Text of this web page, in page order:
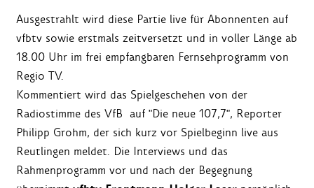
Ausgestrahlt wird diese Partie live für Abonnenten auf
vfbtv sowie erstmals zeitversetzt und in voller Länge ab
18.00 Uhr im frei empfangbaren Fernsehprogramm von
Regio TV.
Kommentiert wird das Spielgeschehen von der
Radiostimme des VfB auf "Die neue 107,7", Reporter
Philipp Grohm, der sich kurz vor Spielbeginn live aus
Reutlingen meldet. Die Interviews und das
Rahmenprogramm vor und nach der Begegnung